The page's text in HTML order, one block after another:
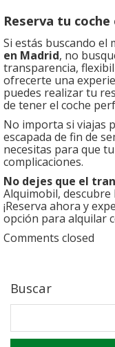
Reserva tu
Si estás buscando el
en Madrid, no
transparencia,
ofrecerte una
puedes realizar tu
de tener el coche
No importa si viajas
escapada de fin de
necesitas para que
complicaciones.
No dejes que el
Alquimobil,
¡Reserva ahora y
opción para alquilar
Comments closed
Buscar